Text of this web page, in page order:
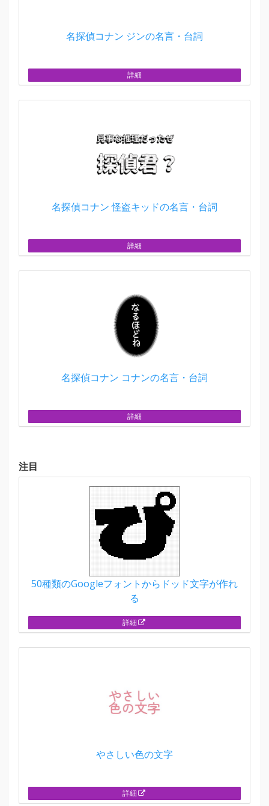
名探偵コナン ジンの名言・台詞
詳細
名探偵コナン 怪盗キッドの名言・台詞
詳細
名探偵コナン コナンの名言・台詞
詳細
注目
50種類のGoogleフォントからドッド文字が作れ
る
詳細
やさしい色の文字
詳細